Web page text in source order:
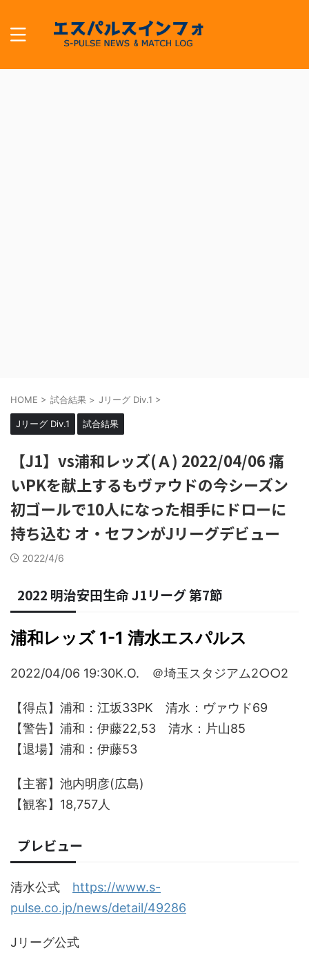
HOME > 試合結果 > Jリーグ Div.1 >
Jリーグ Div.1 試合結果
【J1】vs浦和レッズ(Ａ) 2022/04/06 痛
いPKを献上するもヴァウドの今シーズン
初ゴールで10人になった相手にドローに
持ち込む オ・セフンがJリーグデビュー
2022/4/6
2022 明治安田生命 J1リーグ 第7節
浦和レッズ 1-1 清水エスパルス
2022/04/06 19:30K.O. ＠埼玉スタジアム2○○2
【得点】浦和：江坂33PK 清水：ヴァウド69
【警告】浦和：伊藤22,53 清水：片山85
【退場】浦和：伊藤53
【主審】池内明彦(広島)
【観客】18,757人
プレビュー
清水公式 https://www.s-
pulse.co.jp/news/detail/49286
Jリーグ公式